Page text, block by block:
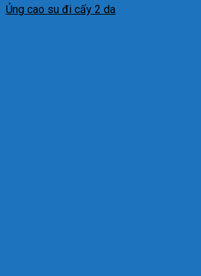
Ủng cao su đi cấy 2 da